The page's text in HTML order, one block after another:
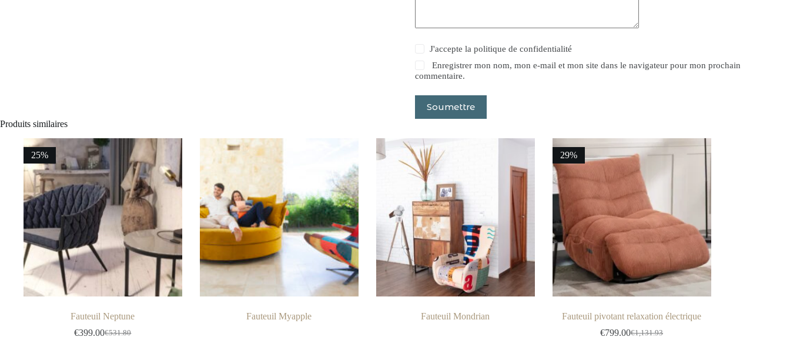
J'accepte la politique de confidentialité
Enregistrer mon nom, mon e-mail et mon site dans le navigateur pour mon prochain
commentaire.
Soumettre
Produits similaires
25%
Fauteuil Neptune
€531.80
Le
€399.00Le
Fauteuil Myapple Fauteuil Mondrian
29%
Fauteuil pivotant relaxation électrique
€1,131.93
Le
€799.00Le